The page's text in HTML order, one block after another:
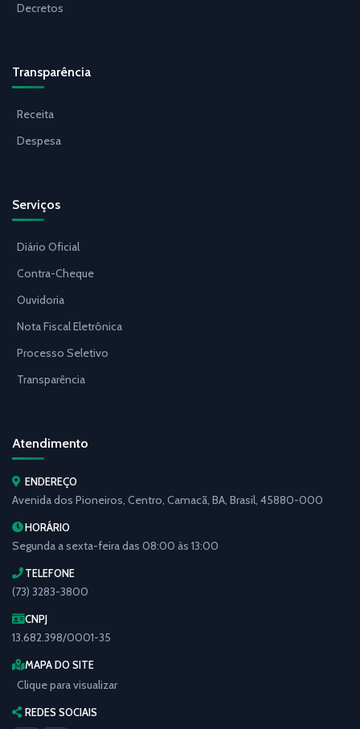
Decretos
Transparência
Receita
Despesa
Serviços
Diário Oficial
Contra-Cheque
Ouvidoria
Nota Fiscal Eletrônica
Processo Seletivo
Transparência
Atendimento
ENDEREÇO
Avenida dos Pioneiros, Centro, Camacã, BA, Brasil, 45880-000
HORÁRIO
Segunda a sexta-feira das 08:00 às 13:00
TELEFONE
(73) 3283-3800
CNPJ
13.682.398/0001-35
MAPA DO SITE
Clique para visualizar
REDES SOCIAIS